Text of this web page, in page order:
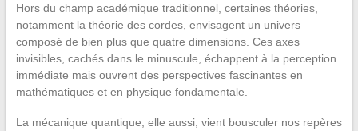
Hors du champ académique traditionnel, certaines théories,
notamment la théorie des cordes, envisagent un univers
composé de bien plus que quatre dimensions. Ces axes
invisibles, cachés dans le minuscule, échappent à la perception
immédiate mais ouvrent des perspectives fascinantes en
mathématiques et en physique fondamentale.
La mécanique quantique, elle aussi, vient bousculer nos repères